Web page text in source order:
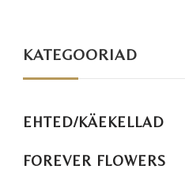
KATEGOORIAD
EHTED/KÄEKELLAD
FOREVER FLOWERS